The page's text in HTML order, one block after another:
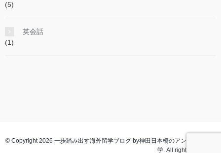
(5)
英会話
(1)
© Copyright 2026 一歩踏み出す海外留学ブログ by神田日本橋のアンジェラス留
学. All rights reserved.